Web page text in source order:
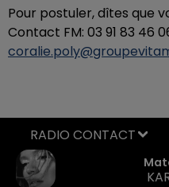
Pour postuler, dîtes que
Contact FM: 03 91 83 46